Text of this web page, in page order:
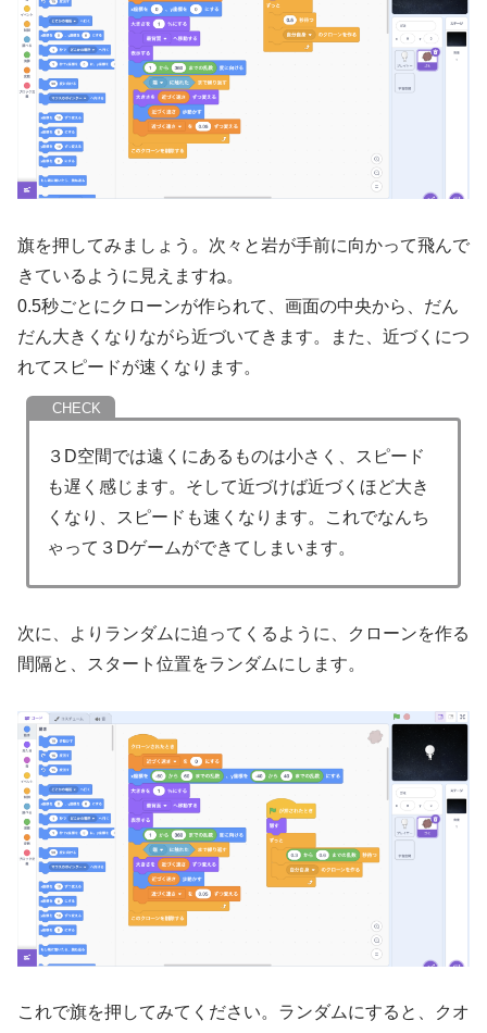
旗を押してみましょう。次々と岩が手前に向かって飛んで
きているように見えますね。
0.5秒ごとにクローンが作られて、画面の中央から、だん
だん大きくなりながら近づいてきます。また、近づくにつ
れてスピードが速くなります。
３D空間では遠くにあるものは小さく、スピード
も遅く感じます。そして近づけば近づくほど大き
くなり、スピードも速くなります。これでなんち
ゃって３Dゲームができてしまいます。
次に、よりランダムに迫ってくるように、クローンを作る
間隔と、スタート位置をランダムにします。
これで旗を押してみてください。ランダムにすると、クオ